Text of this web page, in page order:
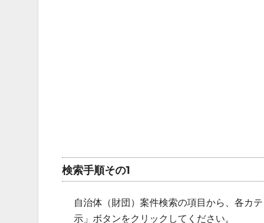
検索手順その1
自治体（財団）案件検索の項目から、各カ
示」ボタンをクリックしてください。